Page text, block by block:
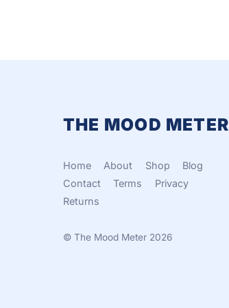
THE MOOD METER
Home About Shop
Blog
Contact
Terms
Privacy
Returns
© The Mood Meter 2026